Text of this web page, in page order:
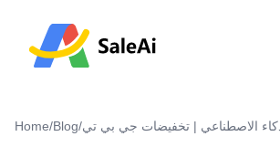
Home/Blog/الاصطناعي | تخفيضات جي بي تي